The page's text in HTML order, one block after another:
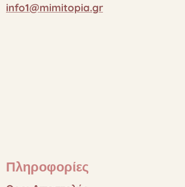
info1@mimitopia.gr
Πληροφορίες